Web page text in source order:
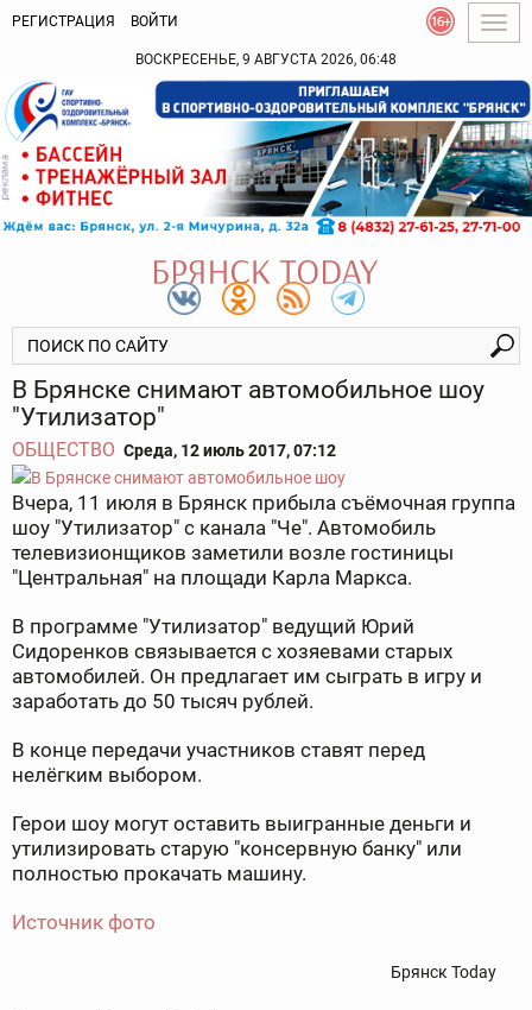
РЕГИСТРАЦИЯ ВОЙТИ
ВОСКРЕСЕНЬЕ, 9 АВГУСТА 2026, 06:48
В Брянске снимают автомобильное шоу
"Утилизатор"
ОБЩЕСТВО Среда, 12 июль 2017, 07:12
Вчера, 11 июля в Брянск прибыла съёмочная группа
шоу "Утилизатор" с канала "Че". Автомобиль
телевизионщиков заметили возле гостиницы
"Центральная" на площади Карла Маркса.
В программе "Утилизатор" ведущий Юрий
Сидоренков связывается с хозяевами старых
автомобилей. Он предлагает им сыграть в игру и
заработать до 50 тысяч рублей.
В конце передачи участников ставят перед
нелёгким выбором.
Герои шоу могут оставить выигранные деньги и
утилизировать старую "консервную банку" или
полностью прокачать машину.
Источник фото
Брянск Today